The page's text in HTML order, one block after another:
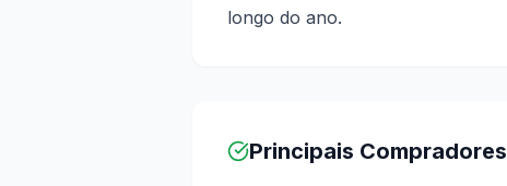
longo do ano.
Principais Compradores